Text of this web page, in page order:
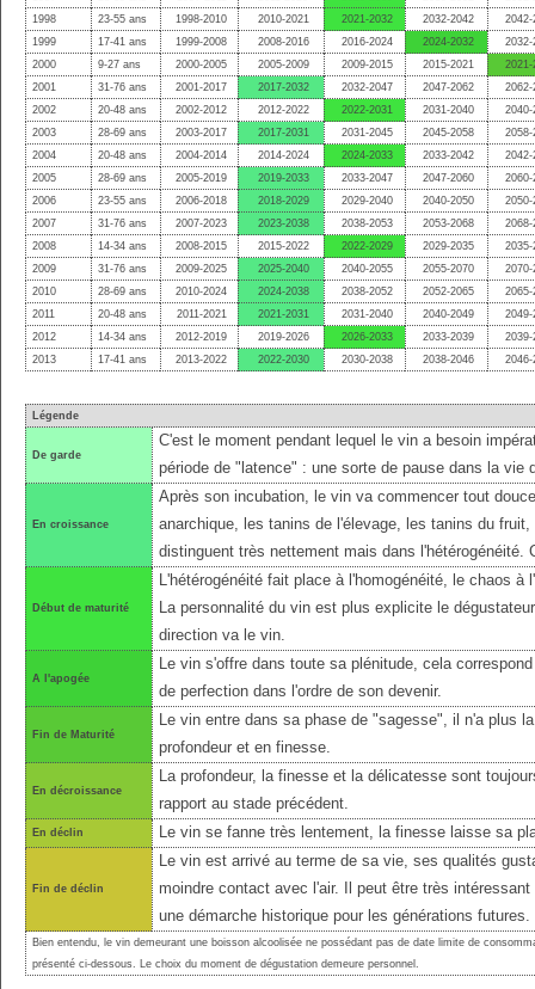
1998
23-55 ans 1998-2010 2010-2021 2021-2032 2032-2042
2042-
1999
17-41 ans 1999-2008 2008-2016 2016-2024 2024-2032
2032-
2000
9-27 ans 2000-2005 2005-2009 2009-2015 2015-2021
2021-
2001
31-76 ans 2001-2017 2017-2032 2032-2047 2047-2062
2062-
2002
20-48 ans 2002-2012 2012-2022 2022-2031 2031-2040
2040-
2003
28-69 ans 2003-2017 2017-2031 2031-2045 2045-2058
2058-
2004
20-48 ans 2004-2014 2014-2024 2024-2033 2033-2042
2042-
2005
28-69 ans 2005-2019 2019-2033 2033-2047 2047-2060
2060-
2006
23-55 ans 2006-2018 2018-2029 2029-2040 2040-2050
2050-
2007
31-76 ans 2007-2023 2023-2038 2038-2053 2053-2068
2068-
2008
14-34 ans 2008-2015 2015-2022 2022-2029 2029-2035
2035-
2009
31-76 ans 2009-2025 2025-2040 2040-2055 2055-2070
2070-
2010
28-69 ans 2010-2024 2024-2038 2038-2052 2052-2065
2065-
2011
20-48 ans 2011-2021 2021-2031 2031-2040 2040-2049
2049-
2012
14-34 ans 2012-2019 2019-2026 2026-2033 2033-2039
2039-
2013
17-41 ans 2013-2022 2022-2030 2030-2038 2038-2046 2046-
Légende
De garde
C'est le moment pendant lequel le vin a besoin
période de "latence" : une sorte de pause dans la vie
En croissance
Après son incubation, le vin va commencer tout
anarchique, les tanins de l'élevage, les tanins du
distinguent très nettement mais dans l'hétérogénéité.
Début de maturité
L'hétérogénéité fait place à l'homogénéité, le chaos
La personnalité du vin est plus explicite le
direction va le vin.
A l'apogée
Le vin s'offre dans toute sa plénitude, cela
de perfection dans l'ordre de son devenir.
Fin de Maturité
Le vin entre dans sa phase de "sagesse", il n'a plus
profondeur et en finesse.
En décroissance
La profondeur, la finesse et la délicatesse sont
rapport au stade précédent.
En déclin Le vin se fanne très lentement, la finesse laisse sa
Fin de déclin
Le vin est arrivé au terme de sa vie, ses qualités
moindre contact avec l'air. Il peut être très
une démarche historique pour les générations futures.
Bien entendu, le vin demeurant une boisson alcoolisée ne possédant pas de date limite de
présenté ci-dessous. Le choix du moment de dégustation demeure personnel.